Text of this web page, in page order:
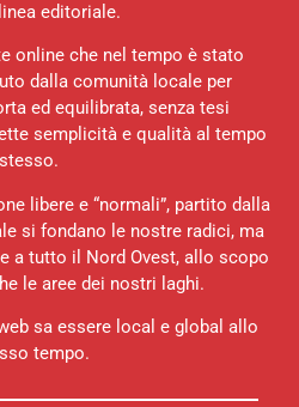
editoriale.
online che nel tempo è stato
dalla comunità locale per
ed equilibrata, senza tesi
semplicità e qualità al tempo
stesso.
libere e “normali”, partito dalla
si fondano le nostre radici, ma
a tutto il Nord Ovest, allo scopo
le aree dei nostri laghi.
sa essere local e global allo
tempo.